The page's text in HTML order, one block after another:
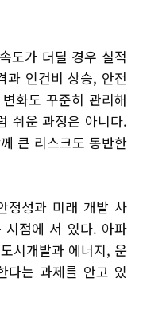
도가 더딜 경우 실적
과 인건비 상승, 안전
화도 꾸준히 관리해
쉬운 과정은 아니다.
큰 리스크도 동반한
정성과 미래 개발 사
시점에 서 있다. 아파
시개발과 에너지, 운
다는 과제를 안고 있